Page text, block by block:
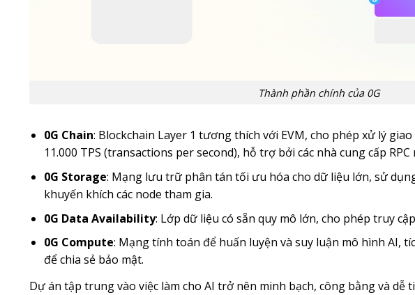
Thành phần chính của 0G
0G Chain: Blockchain Layer 1 tương thích với EVM, cho phép xử lý
11.000 TPS (transactions per second), hỗ trợ bởi các nhà cung cấp
0G Storage: Mạng lưu trữ phân tán tối ưu hóa cho dữ liệu lớn, sử
khuyến khích các node tham gia.
0G Data Availability: Lớp dữ liệu có sẵn quy mô lớn, cho phép truy
0G Compute: Mạng tính toán để huấn luyện và suy luận mô hình AI,
để chia sẻ bảo mật.
Dự án tập trung vào việc làm cho AI trở nên minh bạch, công bằng và dễ